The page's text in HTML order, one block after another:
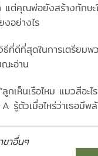
ต่คุณพ่อยังสร้างทักษะ
อย่างไร
ดีที่สุดในการเตรียมพ
ะอ่าน
ห็นเรือไหม แมวสีอะ
รู้ตัวเมื่อไหร่ว่าเธอมีพ
าอื่นๆ